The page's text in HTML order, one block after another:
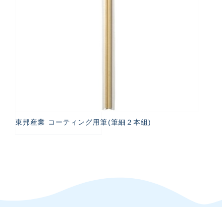
東邦産業 コーティング用筆(筆細２本組)